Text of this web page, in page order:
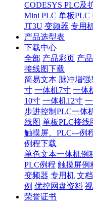
CODESYS PLC及
Mini PLC 单板PLC
JT3U 变频器 专用
产品选型表
下载中心
全部 产品彩页 产
接线图下载
简易文本 脉冲增强
寸 一体机7寸 一体
10寸 一体机12寸
步进控制PLC一体
线图 单板PLC接线
触摸屏、PLC---例
例程下载
单色文本一体机例
PLC例程 触摸屏例
变频器 专用机 文
例 优控网盘资料
荣誉证书